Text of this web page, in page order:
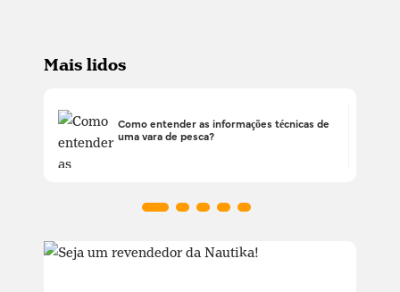
Mais lidos
Como entender as informações técnicas de
uma vara de pesca?